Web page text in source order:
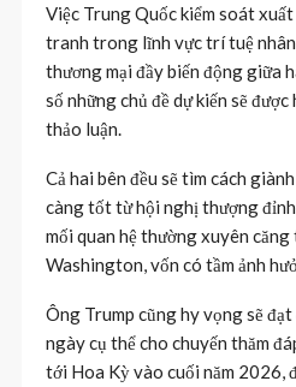
Việc Trung Quốc kiểm soát xuất
tranh trong lĩnh vực trí tuệ nhân
thương mại đầy biến động giữa
số những chủ đề dự kiến ​​sẽ
thảo luận.
Cả hai bên đều sẽ tìm cách
càng tốt từ hội nghị thượng
mối quan hệ thường xuyên
Washington, vốn có tầm ảnh
Ông Trump cũng hy vọng sẽ
ngày cụ thể cho chuyến thăm
tới Hoa Kỳ vào cuối năm 2026,